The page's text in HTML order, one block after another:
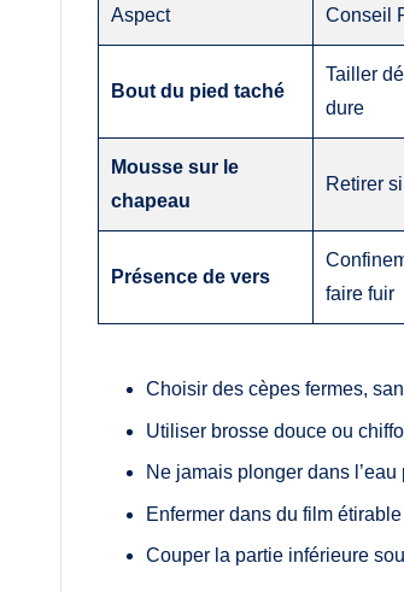
Aspect Conseil
Bout du pied taché
Tailler
dure
Mousse sur le
chapeau
Retirer
Présence de vers
faire fuir
Choisir des cèpes fermes,
Utiliser brosse douce ou
Ne jamais plonger dans
Enfermer dans du film
Couper la partie inférieure